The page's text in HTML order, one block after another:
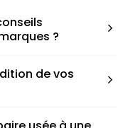
?
ce soit une taille
à votre taille
de vos